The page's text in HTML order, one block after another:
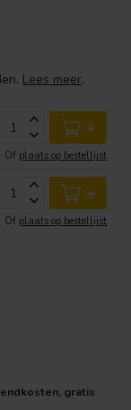
Lees meer.
+
Of plaats op bestellijst
+
Of plaats op bestellijst
gratis